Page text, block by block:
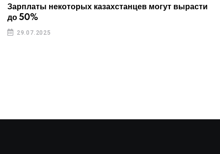
Зарплаты некоторых казахстанцев могут вырасти
до 50%
29.07.2025